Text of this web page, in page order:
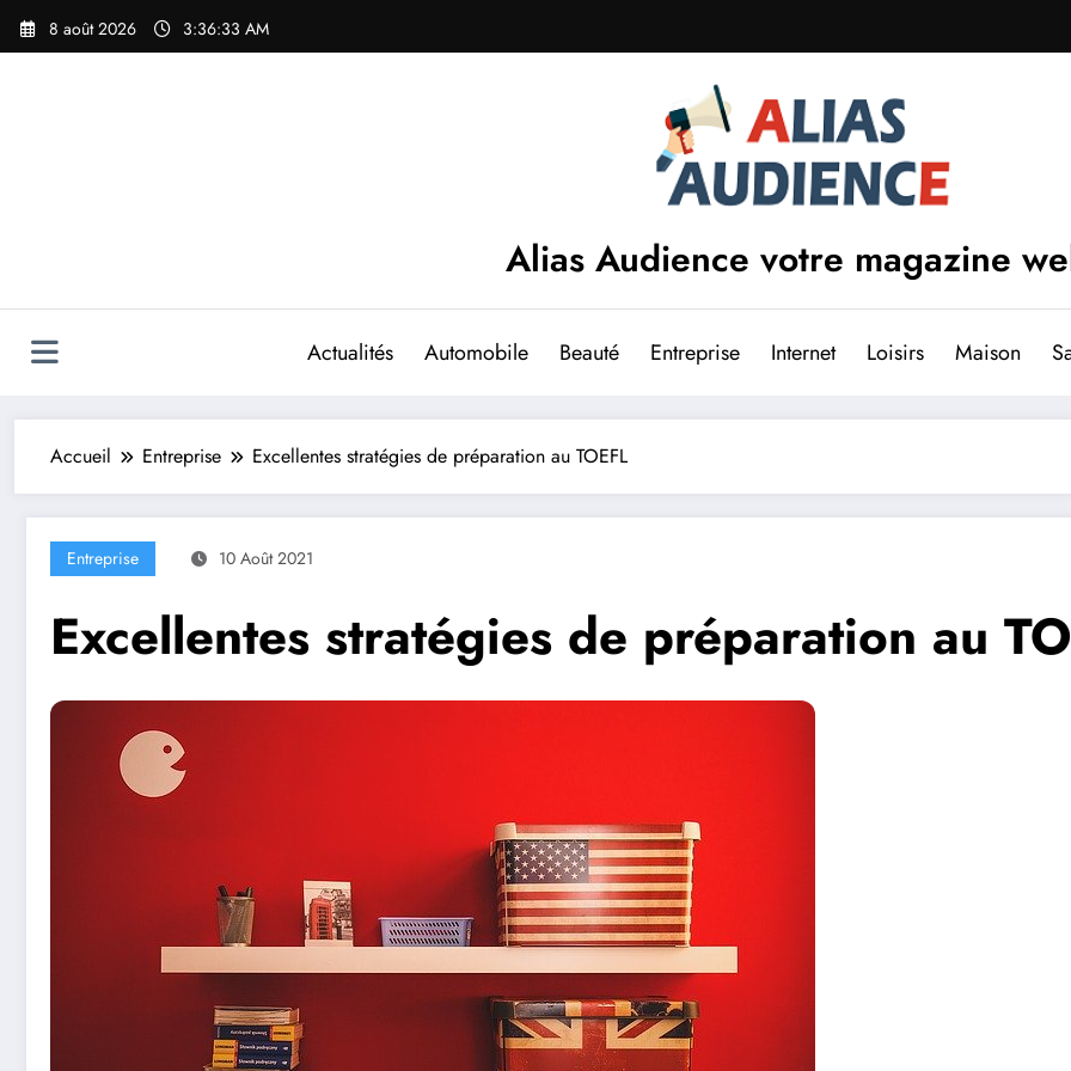
Aller
8 août 2026 3:36:34 AM
Alias Audience votre magazine
Actualités Automobile Beauté Entreprise Internet Loisirs Maison
Accueil Entreprise Excellentes stratégies de préparation au TOEFL
Entreprise 10 Août 2021
Excellentes stratégies de préparation au